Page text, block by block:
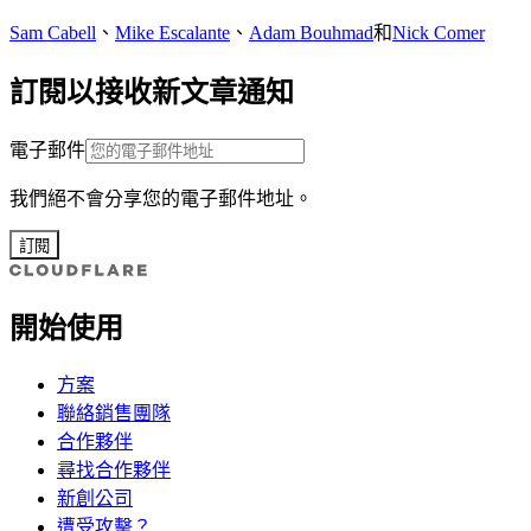
Sam Cabell 、 Mike Escalante 、 Adam Bouhmad和Nick Comer
訂閱以接收新文章通知
電子郵件
我們絕不會分享您的電子郵件地址。
訂閱
開始使用
方案
聯絡銷售團隊
合作夥伴
尋找合作夥伴
新創公司